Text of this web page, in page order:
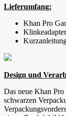
Lieferumfang:
Khan Pro
Klinkeadapter
Design und
Das neue Khan
schwarzen